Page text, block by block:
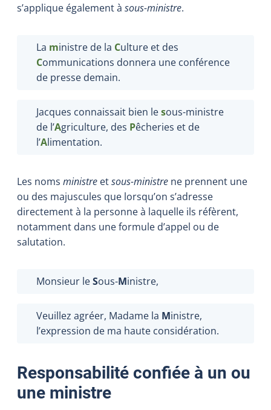
s’applique également à sous-ministre.
La ministre de la Culture et des
Communications donnera une conférence
de presse demain.
Jacques connaissait bien lesous-ministre
de l’Agriculture, des Pêcheries et de
l’Alimentation.
Les noms ministre etsous-ministre ne prennent une
ou des majuscules que lorsqu’on s’adresse
directement à la personne à laquelle ils réfèrent,
notamment dans une formule d’appel ou de
salutation.
Monsieur leSous-Ministre,
Veuillez agréer, Madame la Ministre,
l’expression de ma haute considération.
Responsabilité confiée à un ou
une ministre